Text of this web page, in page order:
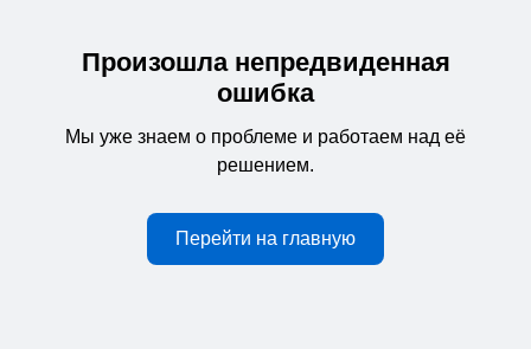
Произошла непредвиденная
ошибка
Мы уже знаем о проблеме и работаем над её
решением.
Перейти на главную